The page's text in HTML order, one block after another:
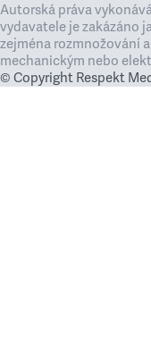
Autorská práva
vydavatele je zakázáno
zejména rozmnožování
mechanickým nebo
© Copyright Respekt